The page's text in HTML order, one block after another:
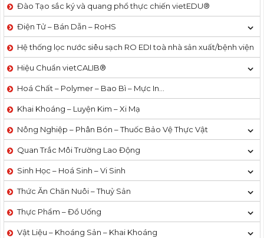
Đào Tạo sắc ký và quang phổ thực chiến vietEDU®
Điện Tử – Bán Dẫn – RoHS
Hệ thống lọc nước siêu sạch RO EDI​​ toà nhà sản xuất/bệnh viện
Hiệu Chuẩn vietCALIB®
Hoá Chất – Polymer – Bao Bì – Mực In…
Khai Khoáng – Luyện Kim – Xi Mạ
Nông Nghiệp – Phân Bón – Thuốc Bảo Vệ Thực Vật
Quan Trắc Môi Trường Lao Động
Sinh Học – Hoá Sinh – Vi Sinh
Thức Ăn Chăn Nuôi – Thuỷ Sản
Thực Phẩm – Đồ Uống
Vật Liệu – Khoáng Sản – Khai Khoáng